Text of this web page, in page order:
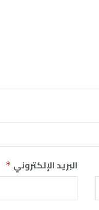
البريد الإلكتروني *